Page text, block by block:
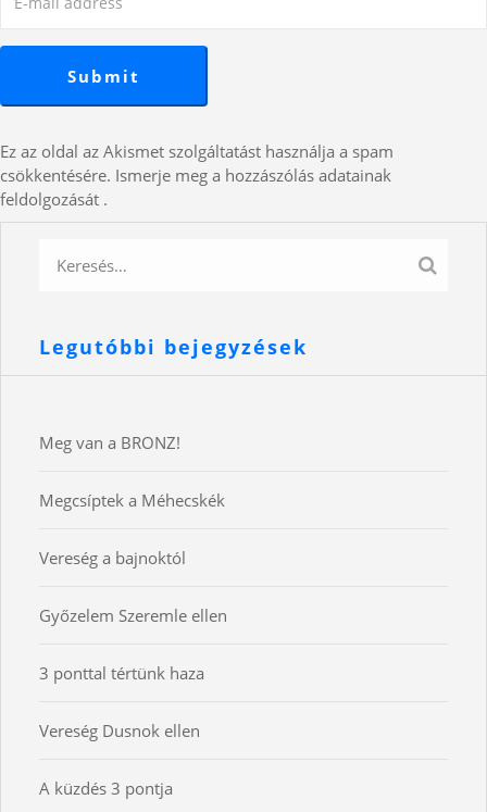
Ez az oldal az Akismet szolgáltatást használja a spam
csökkentésére. Ismerje meg a hozzászólás adatainak
feldolgozását .
Legutóbbi bejegyzések
Meg van a BRONZ!
Megcsíptek a Méhecskék
Vereség a bajnoktól
Győzelem Szeremle ellen
3 ponttal tértünk haza
Vereség Dusnok ellen
A küzdés 3 pontja